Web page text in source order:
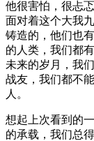
他很害怕，很忐忑
面对着这个大我
铸造的，他们也
的人类，我们都
未来的岁月，我
战友，我们都不
人。
想起上次看到的
的承载，我们总